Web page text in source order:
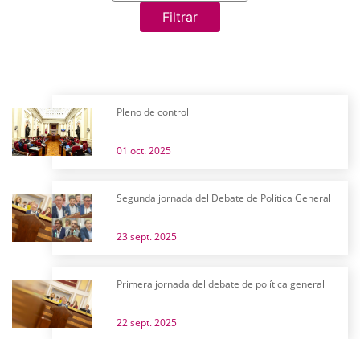
Filtrar
Pleno de control
01 oct. 2025
Segunda jornada del Debate de Política General
23 sept. 2025
Primera jornada del debate de política general
22 sept. 2025